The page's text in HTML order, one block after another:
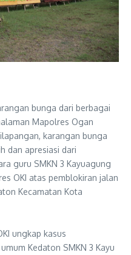
bunga dari berbagai
Mapolres Ogan
karangan bunga
dan apresiasi dari
guru SMKN 3 Kayuagung
OKI atas pemblokiran jalan
Kecamatan Kota
ungkap kasus
Kedaton SMKN 3 Kayu